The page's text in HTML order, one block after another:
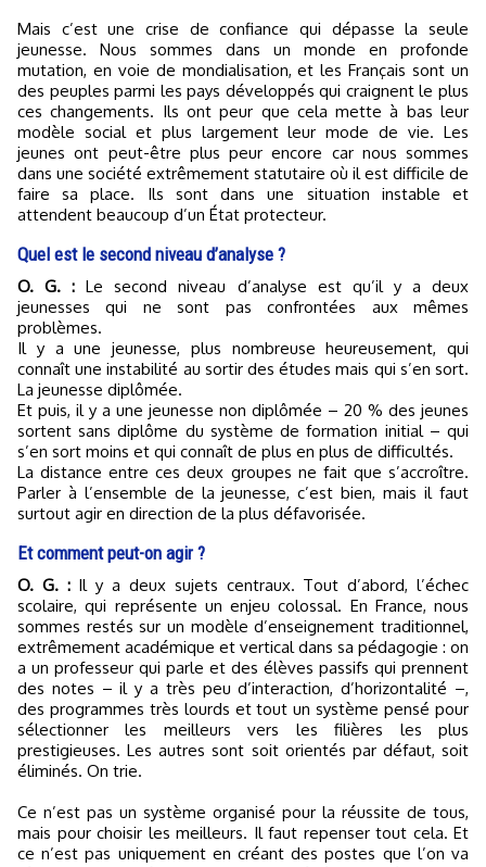
Mais c’est une crise de confiance qui dépasse la seule
jeunesse. Nous sommes dans un monde en profonde
mutation, en voie de mondialisation, et les Français sont un
des peuples parmi les pays développés qui craignent le plus
ces changements. Ils ont peur que cela mette à bas leur
modèle social et plus largement leur mode de vie. Les
jeunes ont peut-être plus peur encore car nous sommes
dans une société extrêmement statutaire où il est difficile de
faire sa place. Ils sont dans une situation instable et
attendent beaucoup d’un État protecteur.
Quel est le second niveau d’analyse ?
O. G. : Le second niveau d’analyse est qu’il y a deux
jeunesses qui ne sont pas confrontées aux mêmes
problèmes.
Il y a une jeunesse, plus nombreuse heureusement, qui
connaît une instabilité au sortir des études mais qui s’en sort.
La jeunesse diplômée.
Et puis, il y a une jeunesse non diplômée – 20 % des jeunes
sortent sans diplôme du système de formation initial – qui
s’en sort moins et qui connaît de plus en plus de difficultés.
La distance entre ces deux groupes ne fait que s’accroître.
Parler à l’ensemble de la jeunesse, c’est bien, mais il faut
surtout agir en direction de la plus défavorisée.
Et comment peut-on agir ?
O. G. :Il y a deux sujets centraux. Tout d’abord, l’échec
scolaire, qui représente un enjeu colossal. En France, nous
sommes restés sur un modèle d’enseignement traditionnel,
extrêmement académique et vertical dans sa pédagogie : on
a un professeur qui parle et des élèves passifs qui prennent
des notes – il y a très peu d’interaction, d’horizontalité –,
des programmes très lourds et tout un système pensé pour
sélectionner les meilleurs vers les filières les plus
prestigieuses. Les au­tres sont soit orientés par défaut, soit
éliminés. On trie.
Ce n’est pas un système organisé pour la réussite de tous,
mais pour choisir les meilleurs. Il faut repenser tout cela. Et
ce n’est pas uniquement en créant des postes que l’on va